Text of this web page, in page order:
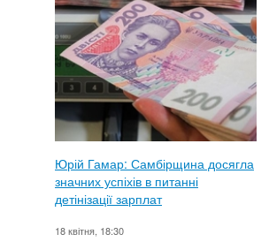
Юрій Гамар: Самбірщина досягла
значних успіхів в питанні
детінізації зарплат
18 квітня, 18:30